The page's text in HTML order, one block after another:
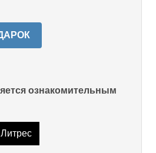
ознакомительным